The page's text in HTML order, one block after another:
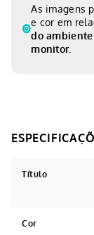
As imagens
e cor em
do
monitor.
Título
Cor